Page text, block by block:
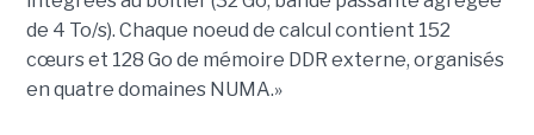
de 4 To/s). Chaque noeud de calcul contient 152
cœurs et 128 Go de mémoire DDR externe, organisés
en quatre domaines NUMA.»